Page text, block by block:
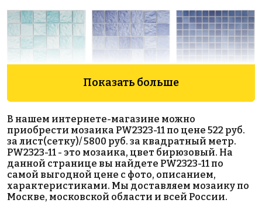
5600 руб./м²
AKP022
306x306
5600 руб./м²
AKP020
306x306
5600 руб./м²
AKP003
300x300
Показать больше
В нашем интернете-магазине можно
приобрести мозаика PW2323-11 по цене 522 руб.
за лист(сетку)/ 5800 руб. за квадратный метр.
PW2323-11 - это мозаика, цвет бирюзовый. На
данной странице вы найдете PW2323-11 по
самой выгодной цене с фото, описанием,
характеристиками. Мы доставляем мозаику по
Москве, московской области и всей России.